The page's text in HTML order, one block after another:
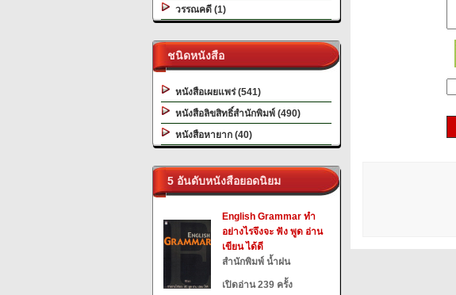
วรรณคดี (1)
ชนิดหนังสือ
หนังสือเผยแพร่ (541)
หนังสือลิขสิทธิ์สำนักพิมพ์ (490)
หนังสือหายาก (40)
5 อันดับหนังสือยอดนิยม
English Grammar ทำ
อย่างไรจึงจะ ฟัง พูด อ่าน
เขียน ได้ดี
สำนักพิมพ์ น้ำฝน
เปิดอ่าน 239 ครั้ง